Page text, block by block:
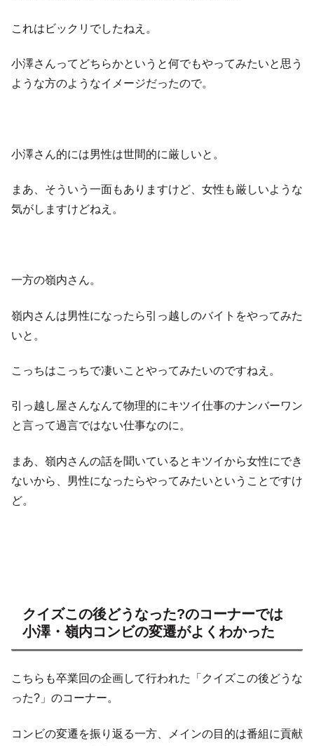
これはビックリでしたねえ。
小澤さんってどちらかというと何でもやってみたいと思う
ような方のようなイメージだったので。
小澤さん的には男性は世間的に厳しいと。
まあ、そういう一面もありますけど、女性も厳しいような
気がしますけどねえ。
一方の嶺内さん。
嶺内さんは男性になったら引っ越しのバイトをやってみた
いと。
こっちはこっちで凄いことやってみたいのですねえ。
引っ越し屋さんなんて物理的にキツイ仕事のナンバーワン
と言って過言ではない仕事なのに。
まあ、嶺内さんの話を聞いているとキツイから女性にでき
ないから、男性になったらやってみたいということですけ
ど。
クイズこの後どうなった?のコーナーでは
小澤・嶺内コンビの変遷がよくわかった
こちらも卒業回の企画して行われた「クイズこの後どうな
った?」のコーナー。
コンビの変遷を振り返る一方、メインの目的は番組に貢献